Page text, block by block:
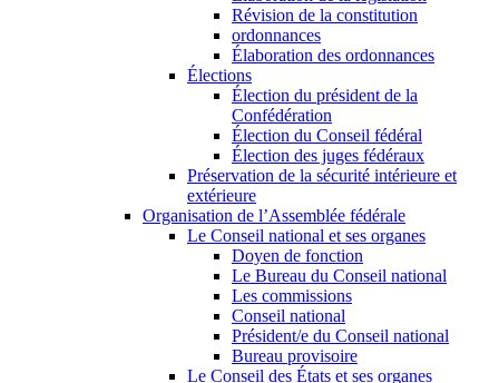
Révision de la constitution
ordonnances
Élaboration des ordonnances
Élections
Élection du président de la
Confédération
Élection du Conseil fédéral
Élection des juges fédéraux
Préservation de la sécurité intérieure et
extérieure
Organisation de l’Assemblée fédérale
Le Conseil national et ses organes
Doyen de fonction
Le Bureau du Conseil national
Les commissions
Conseil national
Président/e du Conseil national
Bureau provisoire
Le Conseil des États et ses organes